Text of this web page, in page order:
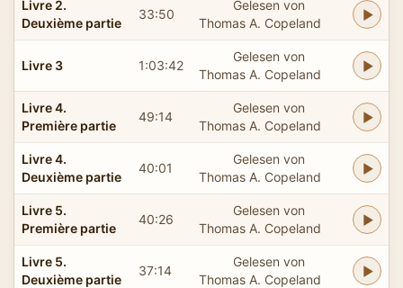
Livre 2.
Deuxième partie
33:50
Gelesen von
Thomas A. Copeland
Livre 3 1:03:42
Gelesen von
Thomas A. Copeland
Livre 4.
Première partie
49:14
Gelesen von
Thomas A. Copeland
Livre 4.
Deuxième partie
40:01
Gelesen von
Thomas A. Copeland
Livre 5.
Première partie
40:26
Gelesen von
Thomas A. Copeland
Livre 5.
Deuxième partie
37:14
Gelesen von
Thomas A. Copeland